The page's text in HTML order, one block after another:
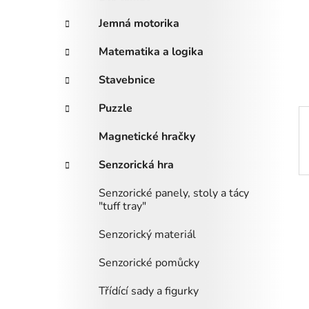
n
n
p
a
e
e
Jemná motorika
Matematika a logika
Stavebnice
Puzzle
Magnetické hračky
Senzorická hra
Senzorické panely, stoly a tácy
"tuff tray"
Senzorický materiál
Senzorické pomůcky
Třídící sady a figurky